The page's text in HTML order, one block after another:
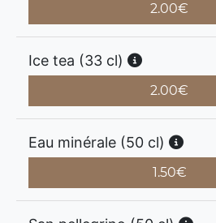
2.00€
Ice tea (33 cl)
2.00€
Eau minérale (50 cl)
1.50€